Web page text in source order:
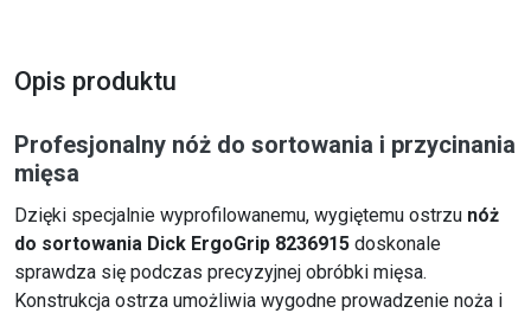
Opis produktu
Profesjonalny nóż do sortowania i przycinania
mięsa
Dzięki specjalnie wyprofilowanemu, wygiętemu ostrzu nóż
do sortowania Dick ErgoGrip 8236915 doskonale
sprawdza się podczas precyzyjnej obróbki mięsa.
Konstrukcja ostrza umożliwia wygodne prowadzenie noża i